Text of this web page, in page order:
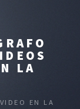
LA
EN LA